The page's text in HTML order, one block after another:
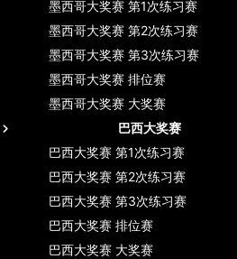
墨西哥大奖赛 第1次练习赛
墨西哥大奖赛 第2次练习赛
墨西哥大奖赛 第3次练习赛
墨西哥大奖赛 排位赛
墨西哥大奖赛 大奖赛
巴西大奖赛
巴西大奖赛 第1次练习赛
巴西大奖赛 第2次练习赛
巴西大奖赛 第3次练习赛
巴西大奖赛 排位赛
巴西大奖赛 大奖赛